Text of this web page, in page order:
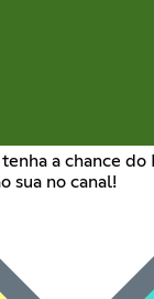
a chance do
sua no canal!